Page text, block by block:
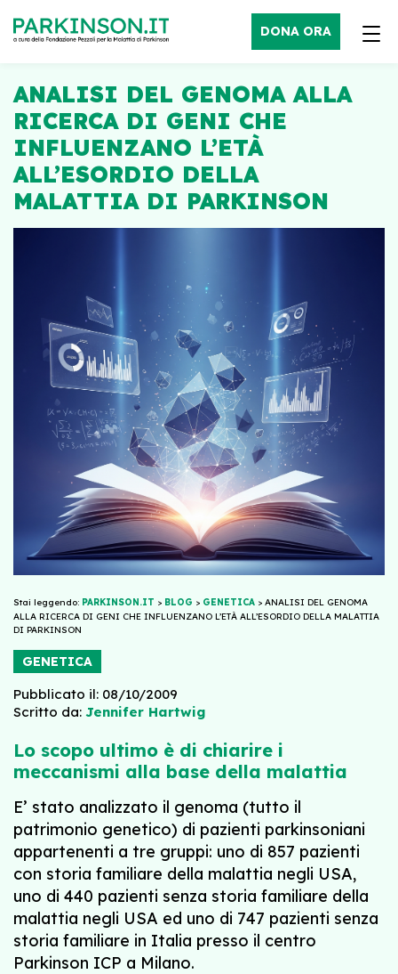
DONA ORA
ANALISI DEL GENOMA ALLA
RICERCA DI GENI CHE
INFLUENZANO L’ETÀ
ALL’ESORDIO DELLA
MALATTIA DI PARKINSON
Stai leggendo: PARKINSON.IT > BLOG > GENETICA > ANALISI DEL GENOMA
ALLA RICERCA DI GENI CHE INFLUENZANO L’ETÀ ALL’ESORDIO DELLA MALATTIA
DI PARKINSON
GENETICA
Pubblicato il: 08/10/2009
Scritto da: Jennifer Hartwig
Lo scopo ultimo è di chiarire i
meccanismi alla base della malattia
E’ stato analizzato il genoma (tutto il
patrimonio genetico) di pazienti parkinsoniani
appartenenti a tre gruppi: uno di 857 pazienti
con storia familiare della malattia negli USA,
uno di 440 pazienti senza storia familiare della
malattia negli USA ed uno di 747 pazienti senza
storia familiare in Italia presso il centro
Parkinson ICP a Milano.